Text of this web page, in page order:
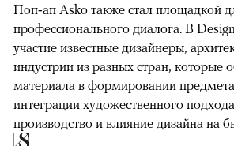
Поп‑ап Asko также стал площадкой
профессионального диалога. В
участие известные дизайнеры,
индустрии из разных стран, которые
материала в формировании
интеграции художественного
производство и влияние дизайна на